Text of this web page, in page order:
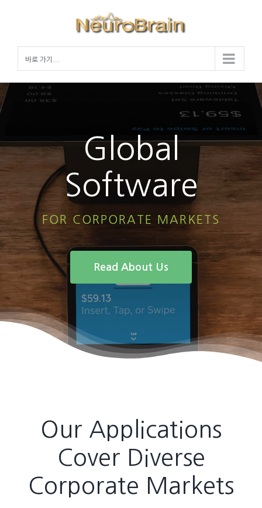
바로 가기...
Global
Software
FOR CORPORATE MARKETS
Read About Us
Our Applications
Cover Diverse
Corporate Markets